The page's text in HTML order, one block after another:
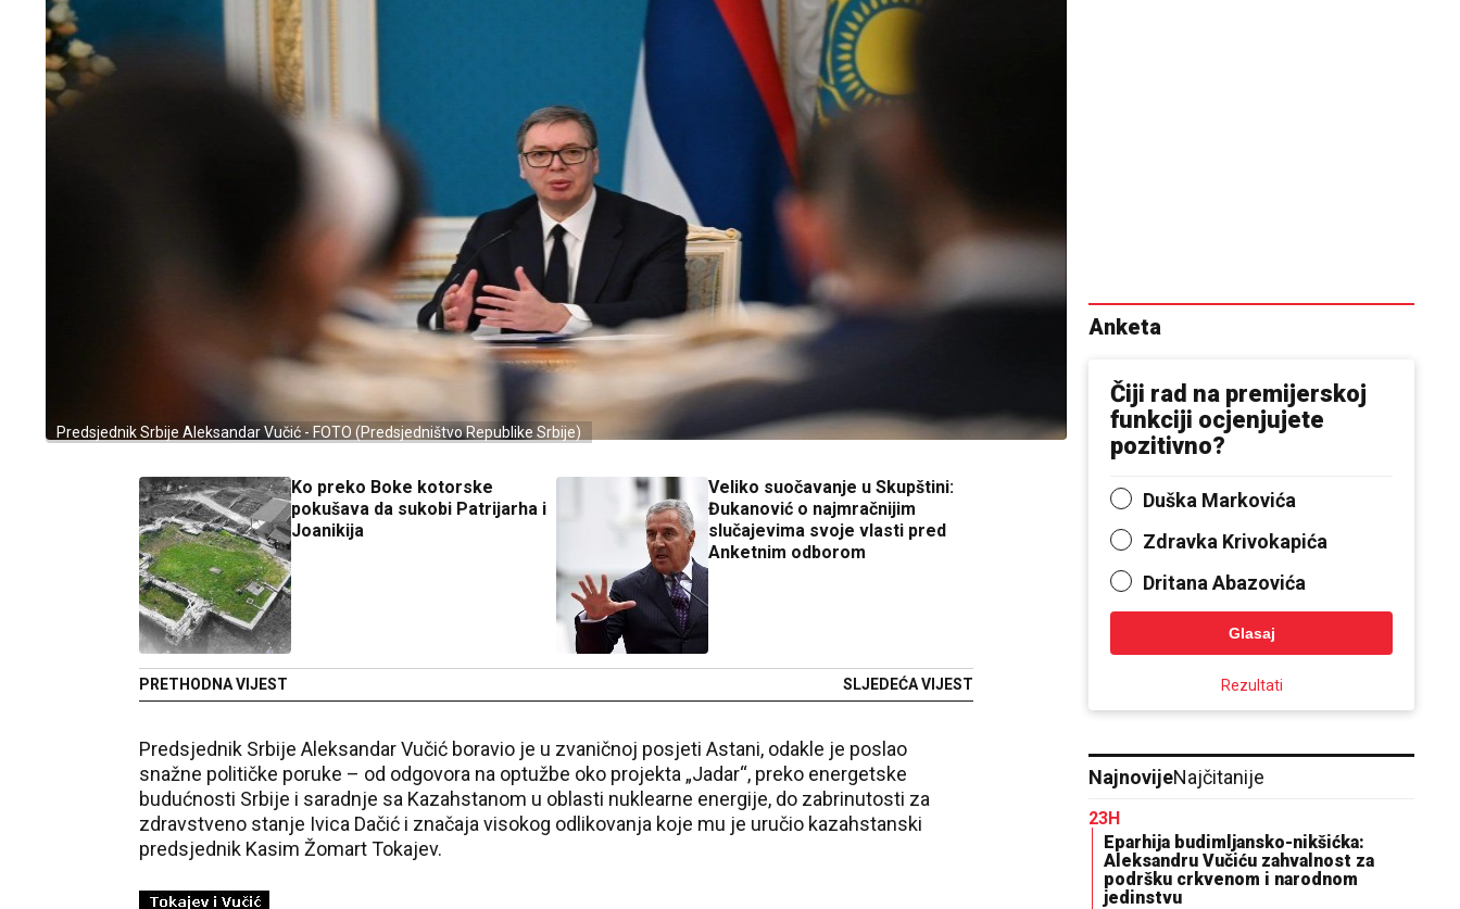
Predsjednik Srbije Aleksandar Vučić - FOTO (Predsjedništvo Republike Srbije)
Ko preko Boke kotorske
pokušava da sukobi Patrijarha i
Joanikija
PRETHODNA VIJEST
Veliko suočavanje u Skupštini:
Đukanović o najmračnijim
slučajevima svoje vlasti pred
Anketnim odborom
SLJEDEĆA VIJEST
Predsjednik Srbije Aleksandar Vučić boravio je u zvaničnoj posjeti Astani, odakle je poslao
snažne političke poruke – od odgovora na optužbe oko projekta „Jadar“, preko energetske
budućnosti Srbije i saradnje sa Kazahstanom u oblasti nuklearne energije, do zabrinutosti za
zdravstveno stanje Ivica Dačić i značaja visokog odlikovanja koje mu je uručio kazahstanski
predsjednik Kasim Žomart Tokajev.
Anketa
Čiji rad na premijerskoj
funkciji ocjenjujete
pozitivno?
Duška Markovića
Zdravka Krivokapića
Dritana Abazovića
Glasaj
Rezultati
NajnovijeNajčitanije
23H
Eparhija budimljansko-nikšićka:
Aleksandru Vučiću zahvalnost za
podršku crkvenom i narodnom
jedinstvu